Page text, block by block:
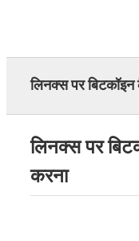
लिनक्स पर
लिनक्स पर
करना